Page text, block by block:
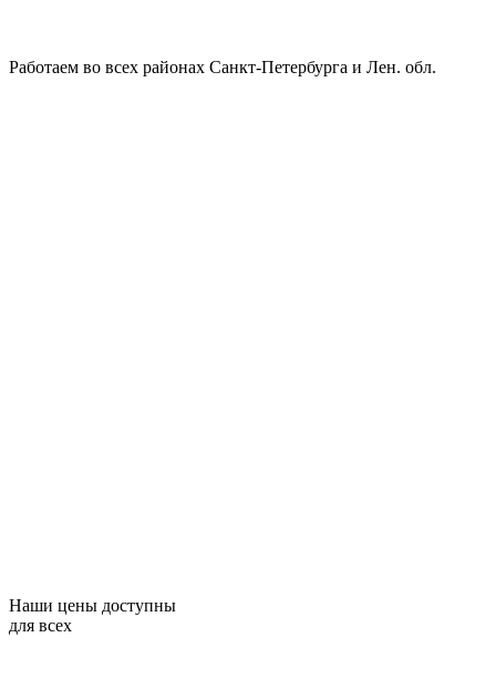
Работаем во всех районах Санкт-Петербурга и Лен. обл.
Наши цены доступны
для всех